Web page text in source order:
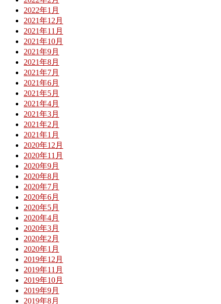
2022年1月
2021年12月
2021年11月
2021年10月
2021年9月
2021年8月
2021年7月
2021年6月
2021年5月
2021年4月
2021年3月
2021年2月
2021年1月
2020年12月
2020年11月
2020年9月
2020年8月
2020年7月
2020年6月
2020年5月
2020年4月
2020年3月
2020年2月
2020年1月
2019年12月
2019年11月
2019年10月
2019年9月
2019年8月